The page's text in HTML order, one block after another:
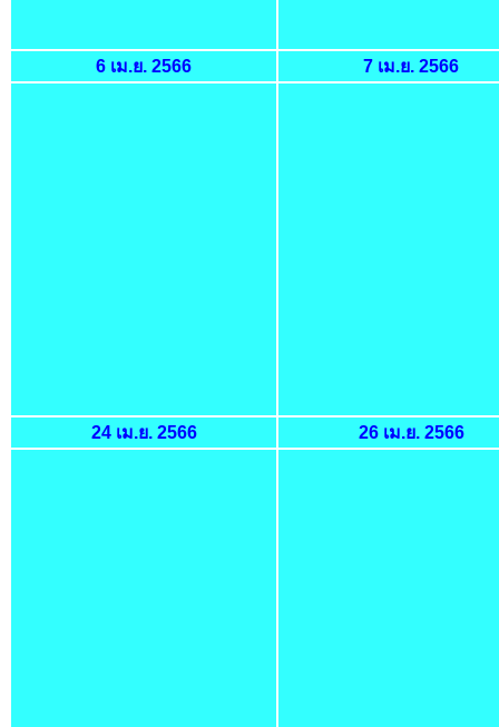
6 เม.ย. 2566 7 เม.ย. 2566
24 เม.ย. 2566 26 เม.ย. 2566